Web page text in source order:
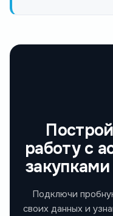
работу с
Подключи
своих данных и